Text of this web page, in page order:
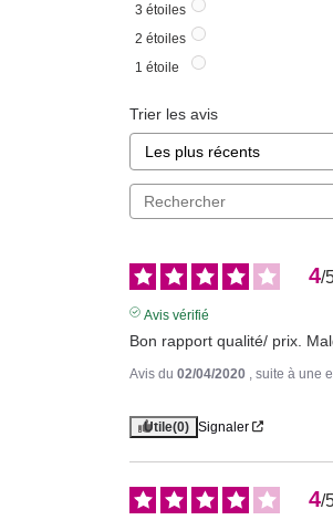
3 étoiles
2 étoiles
1 étoile
Trier les avis
4/
Avis vérifié
Bon rapport qualité/ prix.
Avis du 02/04/2020 , suite à une
Utile(0) Signaler
4/